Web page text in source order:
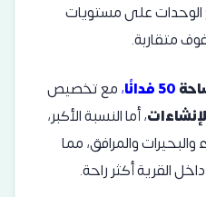
على مستويات
متقاربة.
50 فدانًا ،مع تخصيص
، أما النسبة الأكبر،
والمرافق، مما
القرية أكثر راحة.